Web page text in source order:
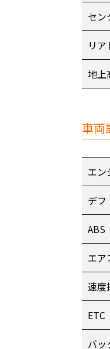
セン
リ
地上
車両
エン
デフ
ABS
エア
速度
ETC
バッ